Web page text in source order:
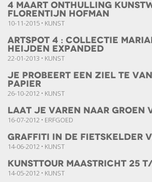
4 Maart Onthulling
Florentijn Hofman
10-11-2015 • KUNST
Artspot 4 : Collectie
Heijden Expanded
22-01-2013 • KUNST
Je probeert een ziel te
papier
26-10-2012 • KUNST
Laat je varen naar Groen
16-07-2012 • ERFGOED
Graffiti in de fietskelder
14-06-2012 • KUNST
Kunsttour Maastricht 25 t/
14-05-2012 • KUNST